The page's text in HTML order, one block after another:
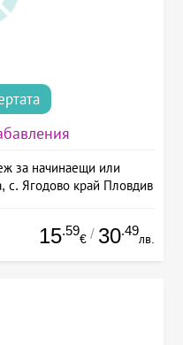
за начинаещи или
с. Ягодово край Пловдив
15.59
€ / 30.49
лв.